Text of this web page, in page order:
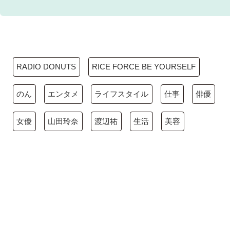
RADIO DONUTS RICE FORCE BE YOURSELF
のん エンタメ ライフスタイル 仕事 俳優
女優 山田玲奈 渡辺祐 生活 美容